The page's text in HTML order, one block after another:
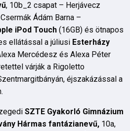
, 10b_2 csapat – Herjávecz
Ádám Barna –
iPod Touch (16GB) és ötnapos
ellátással a júliusi Esterházy
Mercédesz és Alexa Péter
várják a Rigoletto
éjszakázással a
SZTE Gyakorló Gimnázium
Hármas fantázianevű, 10a,